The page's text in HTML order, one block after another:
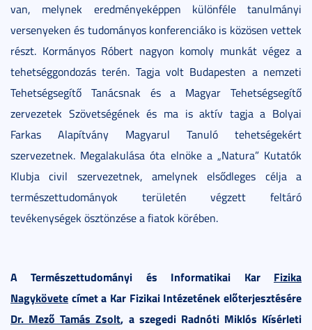
van, melynek eredményeképpen különféle tanulmányi
versenyeken és tudományos konferenciáko is közösen vettek
részt. Kormányos Róbert nagyon komoly munkát végez a
tehetséggondozás terén. Tagja volt Budapesten a nemzeti
Tehetségsegítő Tanácsnak és a Magyar Tehetségsegítő
zervezetek Szövetségének és ma is aktív tagja a Bolyai
Farkas Alapítvány Magyarul Tanuló tehetségekért
szervezetnek. Megalakulása óta elnöke a „Natura” Kutatók
Klubja civil szervezetnek, amelynek elsődleges célja a
természettudományok területén végzett feltáró
tevékenységek ösztönzése a fiatok körében.
A Természettudományi és Informatikai Kar Fizika
Nagykövete címet a Kar Fizikai Intézetének előterjesztésére
Dr. Mező Tamás Zsolt, a szegedi Radnóti Miklós Kísérleti